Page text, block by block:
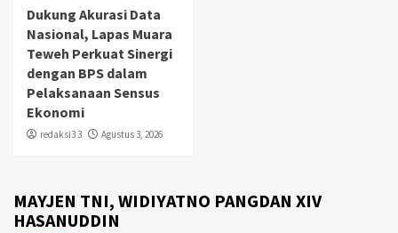
Dukung Akurasi Data
Nasional, Lapas Muara
Teweh Perkuat Sinergi
dengan BPS dalam
Pelaksanaan Sensus
Ekonomi
redaksi3 3 Agustus 3, 2026
MAYJEN TNI, WIDIYATNO PANGDAN XIV
HASANUDDIN